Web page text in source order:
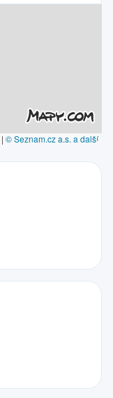
| © Seznam.cz a.s. a další